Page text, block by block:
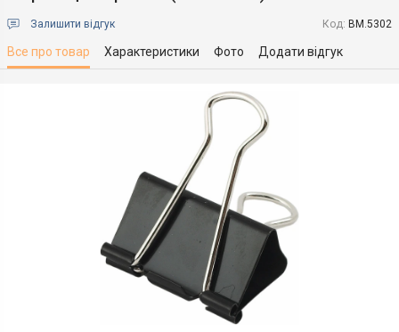
Залишити відгук Код: BM.5302
Все про товар Характеристики Фото Додати відгук